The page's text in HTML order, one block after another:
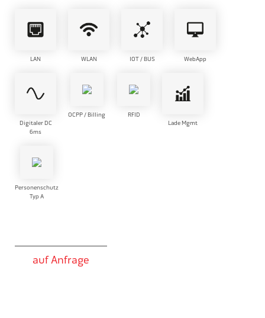
LAN WLAN IOT / BUS WebApp
Digitaler DC
6ms
OCPP / Billing
RFID
Lade Mgmt
Personenschutz
Typ A
auf Anfrage